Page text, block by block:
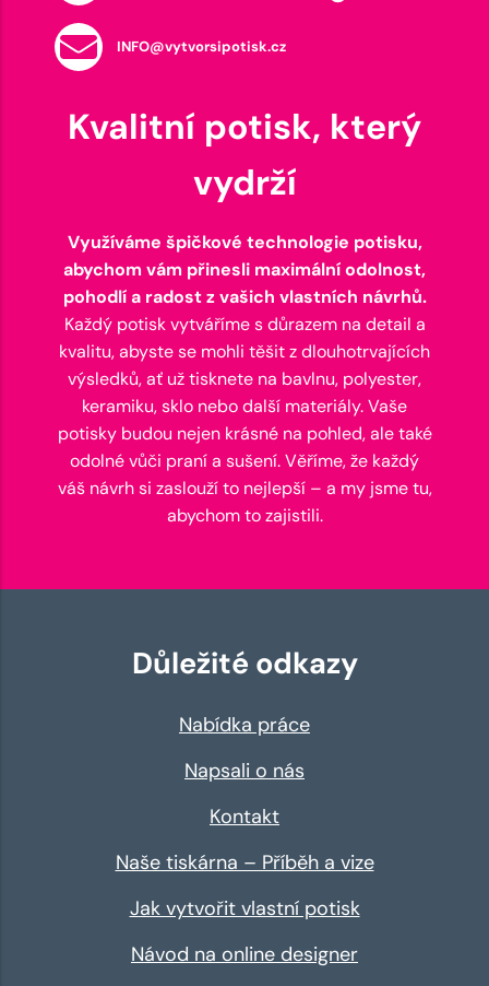
INFO@vytvorsipotisk.cz
Kvalitní potisk, který
vydrží
Využíváme špičkové technologie potisku,
abychom vám přinesli maximální odolnost,
pohodlí a radost z vašich vlastních návrhů.
Každý potisk vytváříme s důrazem na detail a
kvalitu, abyste se mohli těšit z dlouhotrvajících
výsledků, ať už tisknete na bavlnu, polyester,
keramiku, sklo nebo další materiály. Vaše
potisky budou nejen krásné na pohled, ale také
odolné vůči praní a sušení. Věříme, že každý
váš návrh si zaslouží to nejlepší – a my jsme tu,
abychom to zajistili.
Důležité odkazy
Nabídka práce
Napsali o nás
Kontakt
Naše tiskárna – Příběh a vize
Jak vytvořit vlastní potisk
Návod na online designer